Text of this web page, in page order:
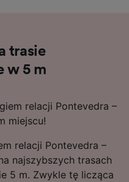
trasie
w 5 m
relacji Pontevedra –
miejscu!
relacji Pontevedra –
najszybszych trasach
5 m. Zwykle tę licząca